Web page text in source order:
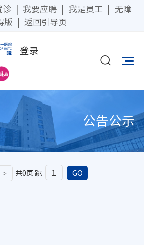
诊 我要应聘 我是员工
无障
版
返回引导页
登录
公告公示
> 共0页 跳